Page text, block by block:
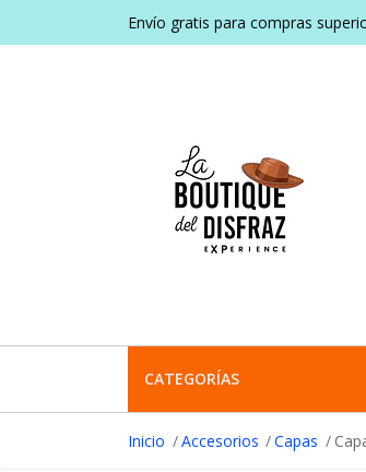
Envío gratis para compras
CATEGORÍAS
Inicio Accesorios Capas